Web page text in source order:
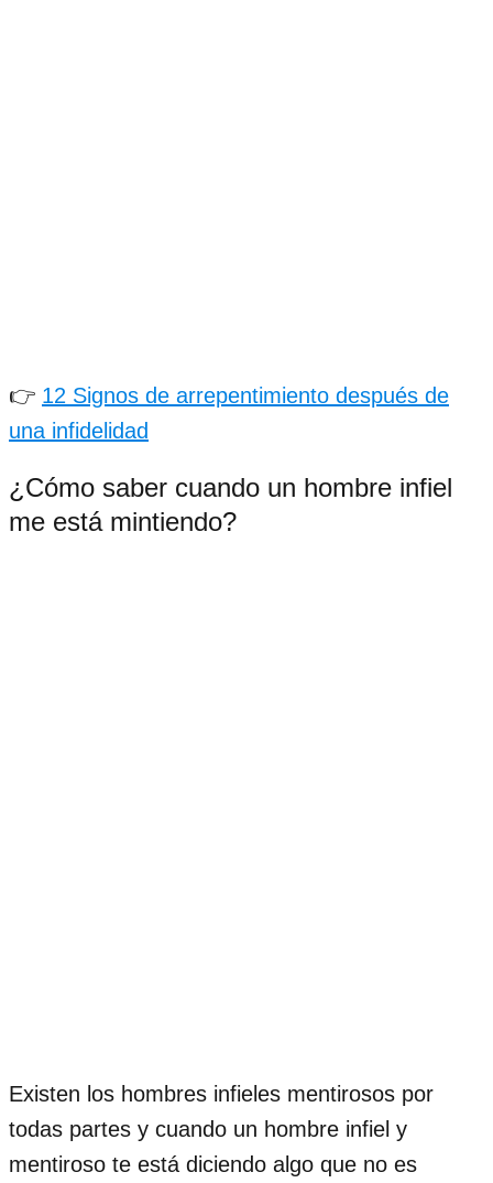
👉 12 Signos de arrepentimiento después de
una infidelidad
¿Cómo saber cuando un hombre infiel
me está mintiendo?
Existen los hombres infieles mentirosos por
todas partes y cuando un hombre infiel y
mentiroso te está diciendo algo que no es